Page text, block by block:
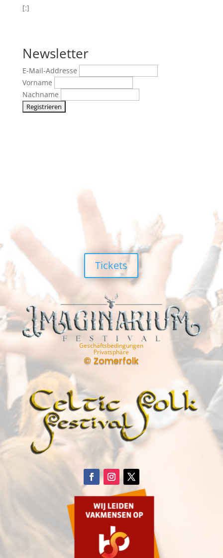
[:]
Newsletter
E-Mail-Addresse
Vorname
Nachname
Tickets
Geschäftsbedingungen
Privatsphäre
© Zomerfolk